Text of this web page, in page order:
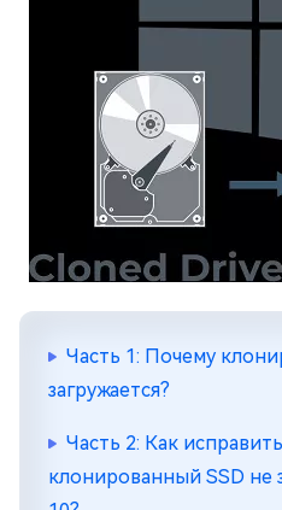
Часть 1: Почему
загружается?
Часть 2: Как
клонированный SSD не